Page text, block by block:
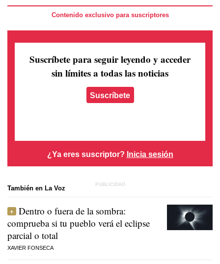
Contenido exclusivo para suscriptores
Suscríbete para seguir leyendo y acceder
sin límites a todas las noticias
Suscríbete
¿Ya eres suscriptor? Inicia sesión
También en La Voz
Dentro o fuera de la sombra:
comprueba si tu pueblo verá el eclipse
parcial o total
XAVIER FONSECA